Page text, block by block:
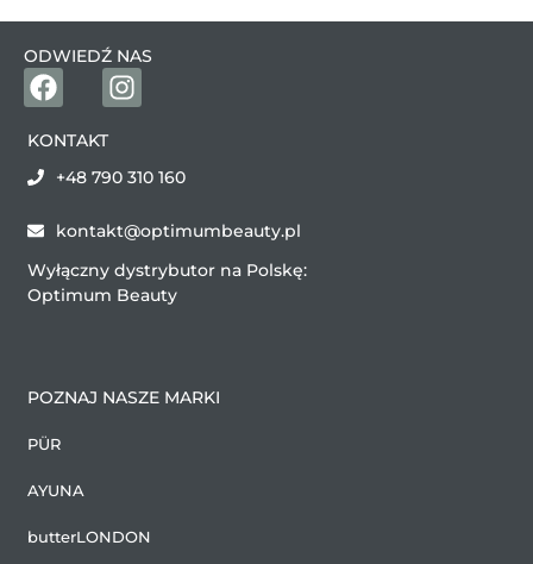
ODWIEDŹ NAS
KONTAKT
+48 790 310 160
kontakt@optimumbeauty.pl
Wyłączny dystrybutor na Polskę:
Optimum Beauty
POZNAJ NASZE MARKI
PÜR
AYUNA
butterLONDON